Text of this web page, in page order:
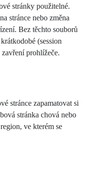
stránky použitelné.
stránce nebo změna
Bez těchto souborů
(session
prohlížeče.
stránce zapamatovat si
stránka chová nebo
ve kterém se